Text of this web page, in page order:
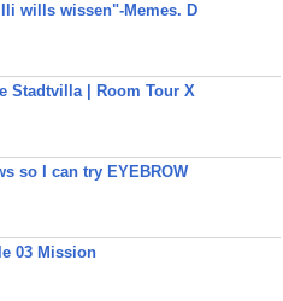
wills wissen"-Memes. D
Stadtvilla | Room Tour X
so I can try EYEBROW
03 Mission